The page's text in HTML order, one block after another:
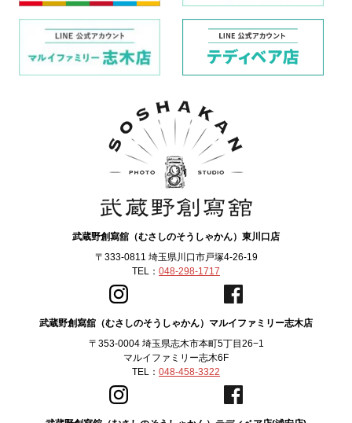
武蔵野創寫舘（むさしのそうしゃかん）東川口店
〒333-0811 埼玉県川口市戸塚4-26-19
TEL： 048-298-1717
武蔵野創寫舘（むさしのそうしゃかん）マルイファミリー志木店
〒353-0004 埼玉県志木市本町5丁目26−1
マルイファミリー志木6F
TEL： 048-458-3322